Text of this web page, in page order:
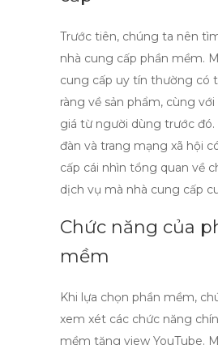
Trước tiên, chúng ta nên
nhà cung cấp phần mềm.
cung cấp uy tín thường có
ràng về sản phẩm, cùng với
giá từ người dùng trước đó.
đàn và trang mạng xã hội
cấp cái nhìn tổng quan về
dịch vụ mà nhà cung cấp
Chức năng của
mềm
Khi lựa chọn phần mềm,
xem xét các chức năng
mềm tăng view YouTube.